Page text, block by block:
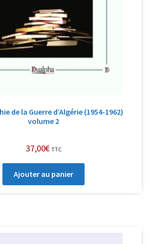
de la Guerre d’Algérie (1954-1962)
volume 2
37,00€ TTC
Ajouter au panier